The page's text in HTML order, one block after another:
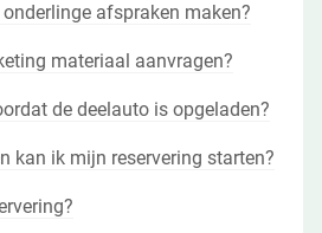
afspraken maken?
materiaal aanvragen?
de deelauto is opgeladen?
kan ik mijn reservering starten?